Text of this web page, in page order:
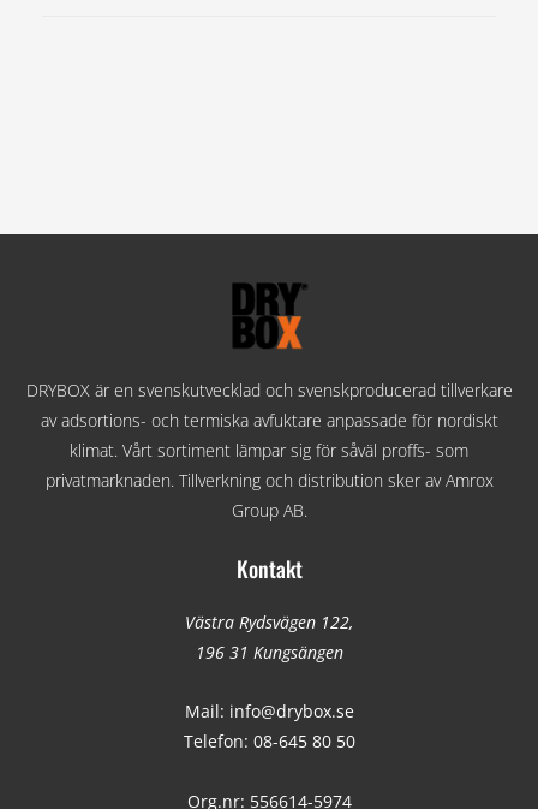
DRYBOX är en svenskutvecklad och svenskproducerad tillverkare
av adsortions- och termiska avfuktare anpassade för nordiskt
klimat. Vårt sortiment lämpar sig för såväl proffs- som
privatmarknaden. Tillverkning och distribution sker av Amrox
Group AB.
Kontakt
Västra Rydsvägen 122,
196 31 Kungsängen
Mail: info@drybox.se
Telefon: 08-645 80 50
Org.nr: 556614-5974